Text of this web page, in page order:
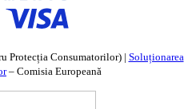
Protecția Consumatorilor) | Soluționarea
– Comisia Europeană